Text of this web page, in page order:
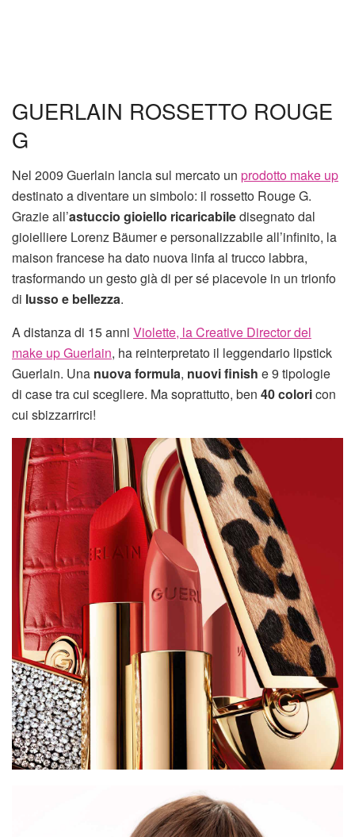
GUERLAIN ROSSETTO ROUGE
G
Nel 2009 Guerlain lancia sul mercato un prodotto make up
destinato a diventare un simbolo: il rossetto Rouge G.
Grazie all’astuccio gioiello ricaricabiledisegnato dal
gioielliere Lorenz Bäumer e personalizzabile all’infinito, la
maison francese ha dato nuova linfa al trucco labbra,
trasformando un gesto già di per sé piacevole in un trionfo
di lusso e bellezza.
A distanza di 15 anni Violette, la Creative Director del
make up Guerlain, ha reinterpretato il leggendario lipstick
Guerlain. Una nuova formula, nuovi finish e 9 tipologie
di case tra cui scegliere. Ma soprattutto, ben 40 coloricon
cui sbizzarrirci!